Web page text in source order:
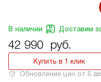
В наличии Доставим
42 990 руб.
Купить в 1 клик
Обновление цен от 6